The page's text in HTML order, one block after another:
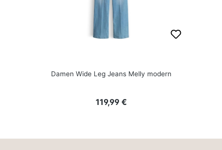
Damen Wide Leg Jeans Melly modern
Regulärer Preis:
119,99 €